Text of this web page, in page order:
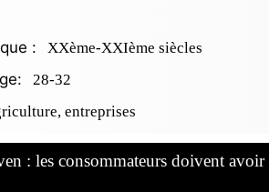
:
XXème-XXIème siècles
28-32
entreprises
: les consommateurs doivent avoir